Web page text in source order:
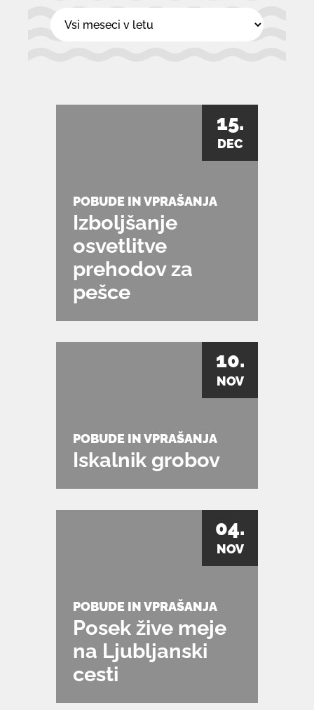
15.
DEC
POBUDE IN VPRAŠANJA
Izboljšanje
osvetlitve
prehodov za
pešce
10.
NOV
POBUDE IN VPRAŠANJA
Iskalnik grobov
04.
NOV
POBUDE IN VPRAŠANJA
Posek žive meje
na Ljubljanski
cesti